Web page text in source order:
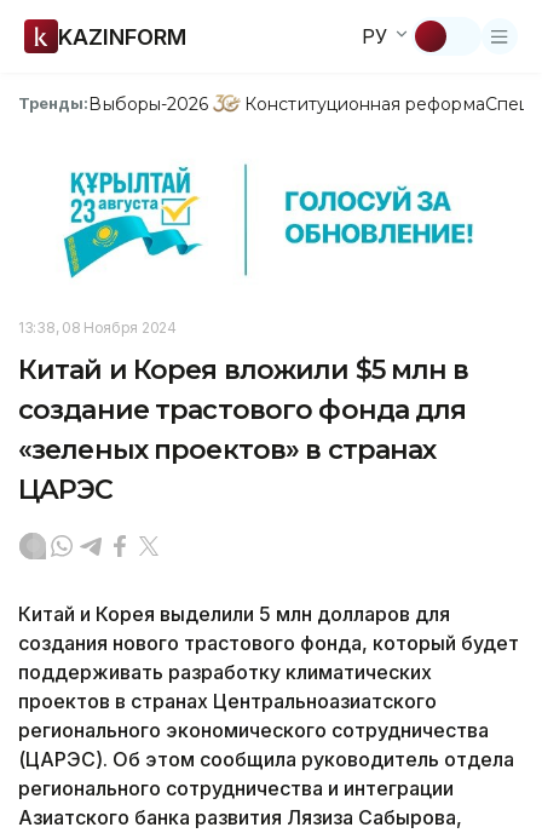
KAZINFORM РУ
Тренды:Выборы-2026 Конституционная реформа
13:38, 08 Ноября 2024
Китай и Корея вложили $5 млн в
создание трастового фонда для
«зеленых проектов» в странах
ЦАРЭС
Китай и Корея выделили 5 млн долларов для
создания нового трастового фонда, который будет
поддерживать разработку климатических
проектов в странах Центральноазиатского
регионального экономического сотрудничества
(ЦАРЭС). Об этом сообщила руководитель отдела
регионального сотрудничества и интеграции
Азиатского банка развития Лязиза Сабырова,